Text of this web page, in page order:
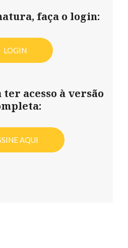
faça o login:
LOGIN
acesso à versão
AQUI